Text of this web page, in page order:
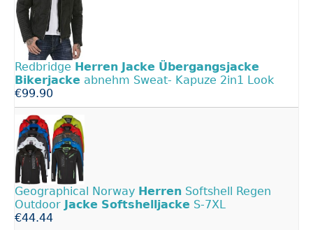
Redbridge Herren Jacke Übergangsjacke
Bikerjacke abnehm Sweat- Kapuze 2in1 Look
€99.90
Geographical Norway Herren Softshell Regen
Outdoor Jacke Softshelljacke S-7XL
€44.44